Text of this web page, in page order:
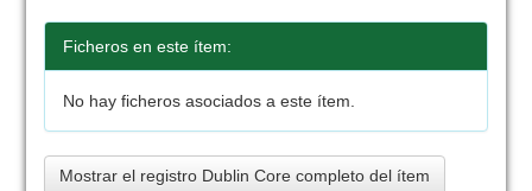
Ficheros en este ítem:
No hay ficheros asociados a este ítem.
Mostrar el registro Dublin Core completo del ítem